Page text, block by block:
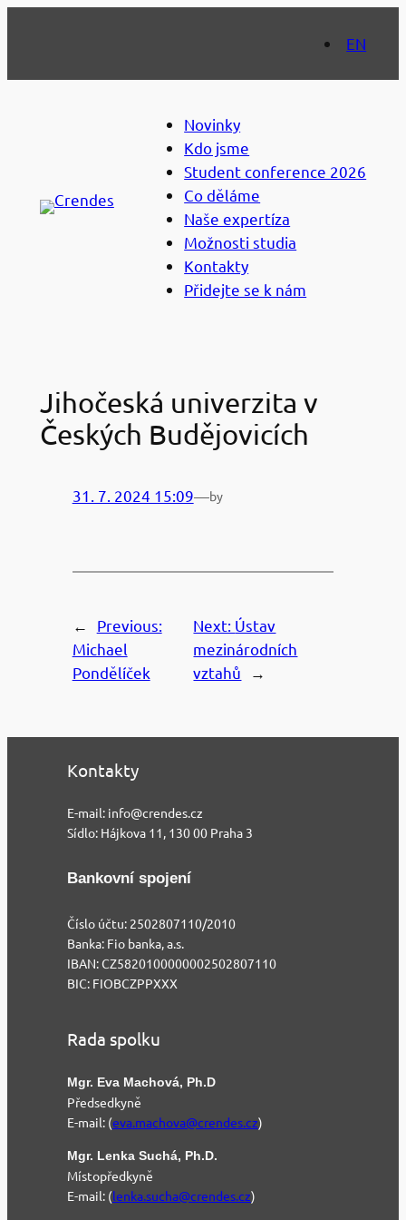
EN
Novinky
Kdo jsme
Student conference 2026
Co děláme
Naše expertíza
Možnosti studia
Kontakty
Přidejte se k nám
Jihočeská univerzita v
Českých Budějovicích
31. 7. 2024 15:09—by
←
Previous:
Michael
Pondělíček
Next: Ústav
mezinárodních
vztahů
→
Kontakty
E-mail: info@crendes.cz
Sídlo: Hájkova 11, 130 00 Praha 3
Bankovní spojení
Číslo účtu: 2502807110/2010
Banka: Fio banka, a.s.
IBAN: CZ5820100000002502807110
BIC: FIOBCZPPXXX
Rada spolku
Mgr. Eva Machová, Ph.D
Předsedkyně
E-mail: (eva.machova@crendes.cz)
Mgr. Lenka Suchá, Ph.D.
Místopředkyně
E-mail: (lenka.sucha@crendes.cz)